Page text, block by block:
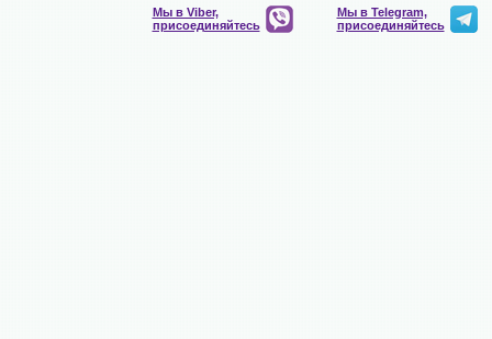
Мы в Viber,
присоединяйтесь
Мы в Telegram,
присоединяйтесь